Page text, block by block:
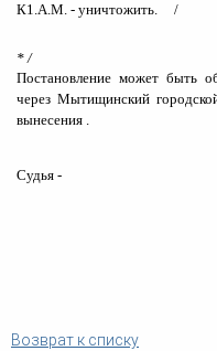
К1.A.M.- уничтожить. /
* /
Постановление может быть
через Мытищинский
вынесения .
Судья -
Возврат к списку